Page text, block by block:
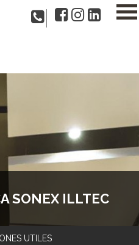
SONEX ILLTEC
UTILES